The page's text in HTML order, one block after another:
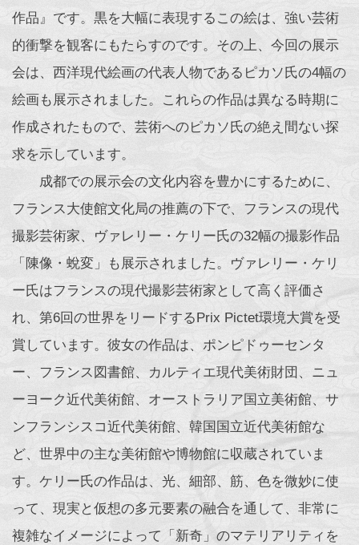
作品』です。黒を大幅に表現するこの絵は、強い芸術
的衝撃を観客にもたらすのです。その上、今回の展示
会は、西洋現代絵画の代表人物であるピカソ氏の4幅の
絵画も展示されました。これらの作品は異なる時期に
作成されたもので、芸術へのピカソ氏の絶え間ない探
求を示しています。
成都での展示会の文化内容を豊かにするために、
フランス大使館文化局の推薦の下で、フランスの現代
撮影芸術家、ヴァレリー・ケリー氏の32幅の撮影作品
「陳像・蛻変」も展示されました。ヴァレリー・ケリ
ー氏はフランスの現代撮影芸術家として高く評価さ
れ、第6回の世界をリードするPrix Pictet環境大賞を受
賞しています。彼女の作品は、ポンピドゥーセンタ
ー、フランス図書館、カルティエ現代美術財団、ニュ
ーヨーク近代美術館、オーストラリア国立美術館、サ
ンフランシスコ近代美術館、韓国国立近代美術館な
ど、世界中の主な美術館や博物館に収蔵されていま
す。ケリー氏の作品は、光、細部、筋、色を微妙に使
って、現実と仮想の多元要素の融合を通して、非常に
複雑なイメージによって「新奇」のマテリアリティを